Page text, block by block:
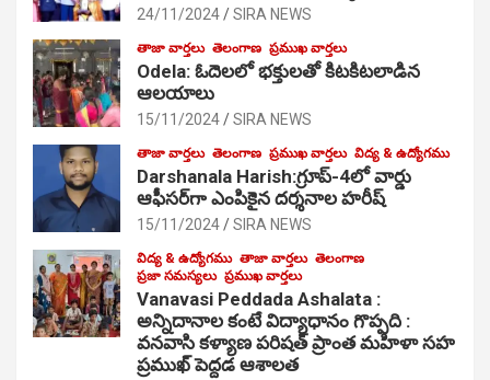
24/11/2024 SIRA NEWS
తాజా వార్తలు తెలంగాణ ప్రముఖ వార్తలు
Odela: ఓదెల‌లో భక్తులతో కిటకిటలాడిన
ఆల‌యాలు
15/11/2024 SIRA NEWS
తాజా వార్తలు తెలంగాణ ప్రముఖ వార్తలు విద్య & ఉద్యోగము
Darshanala Harish:గ్రూప్-4లో వార్డు
ఆఫీసర్‌గా ఎంపికైన దర్శనాల హరీష్
15/11/2024 SIRA NEWS
విద్య & ఉద్యోగము తాజా వార్తలు తెలంగాణ
ప్రజా సమస్యలు ప్రముఖ వార్తలు
Vanavasi Peddada Ashalata :
అన్నిదానాల కంటే విద్యాధానం గొప్పది :
వనవాసి కళ్యాణ పరిషత్ ప్రాంత మహిళా సహ
ప్రముఖ్ పెద్దడ ఆశాలత